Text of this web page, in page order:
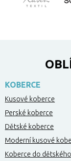
KOBERCE
Kusové koberce
Perské koberce
Dětské koberce
Moderní kusové
Koberce do dětského